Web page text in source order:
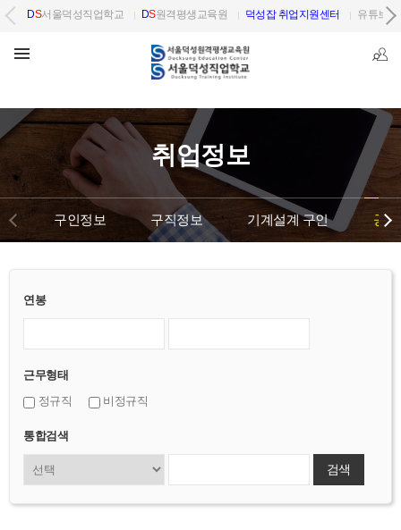
DS서울덕성직업학교 DS원격평생교육원 덕성잡 취업지원센터 유튜브
취업정보
구인정보 구직정보 기계설계 구인 공
연봉
근무형태
정규직 비정규직
통합검색
검색